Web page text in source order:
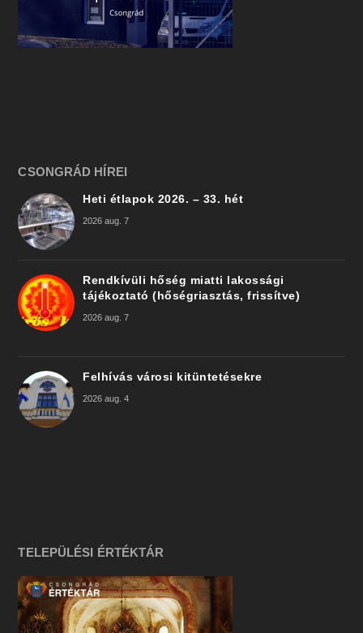
CSONGRÁD HÍREI
Heti étlapok 2026. – 33. hét
2026 aug. 7
Rendkívüli hőség miatti lakossági
tájékoztató (hőségriasztás, frissítve)
2026 aug. 7
Felhívás városi kitüntetésekre
2026 aug. 4
TELEPÜLÉSI ÉRTÉKTÁR